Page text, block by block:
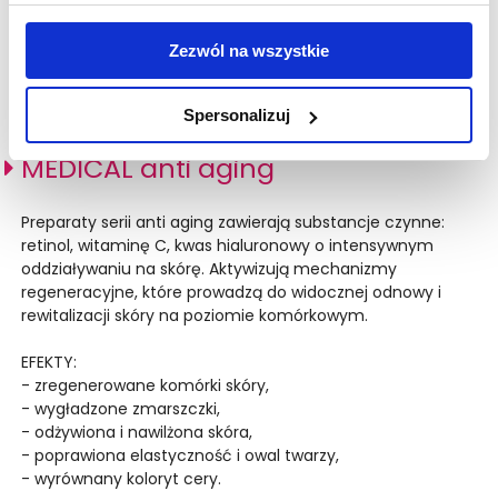
Zezwól na wszystkie
Spersonalizuj
MEDICAL anti aging
Preparaty serii anti aging zawierają substancje czynne:
retinol, witaminę C, kwas hialuronowy o intensywnym
oddziaływaniu na skórę. Aktywizują mechanizmy
regeneracyjne, które prowadzą do widocznej odnowy i
rewitalizacji skóry na poziomie komórkowym.
EFEKTY:
- zregenerowane komórki skóry,
- wygładzone zmarszczki,
- odżywiona i nawilżona skóra,
- poprawiona elastyczność i owal twarzy,
- wyrównany koloryt cery.